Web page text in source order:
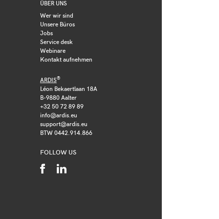
ÜBER UNS
Wer wir sind
Unsere Büros
Jobs
Service desk
Webinare
Kontakt aufnehmen
ARDIS®
Léon Bekaertlaan 18A
B-9880 Aalter
+32 50 72 89 89
info@ardis.eu
support@ardis.eu
BTW 0442.914.866
FOLLOW US